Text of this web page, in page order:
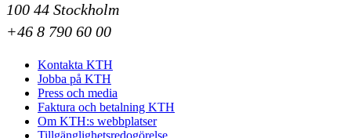
100 44 Stockholm
+46 8 790 60 00
Kontakta KTH
Jobba på KTH
Press och media
Faktura och betalning KTH
Om KTH:s webbplatser